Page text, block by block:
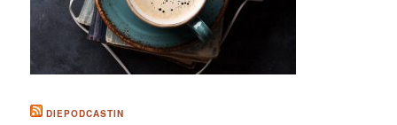
DIEPODCASTIN